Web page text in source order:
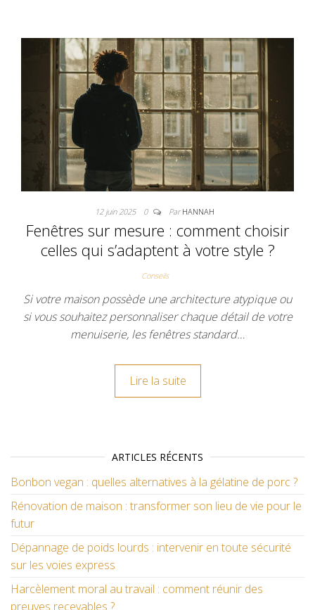
12 juin 2025 0 ParHANNAH
Fenêtres sur mesure : comment choisir
celles qui s’adaptent à votre style ?
Conseils
Si votre maison possède une architecture atypique ou
si vous souhaitez personnaliser chaque détail de votre
menuiserie, les fenêtres standard…
Lire la suite
ARTICLES RÉCENTS
Bonbon vegan : quelles alternatives à la gélatine de porc ?
Rénovation de maison : transformer son lieu de vie pour le
futur
Dépannage de poids lourds : intervenir en toute sécurité
sur les voies express
Harcèlement moral au travail : comment réunir des
preuves recevables ?